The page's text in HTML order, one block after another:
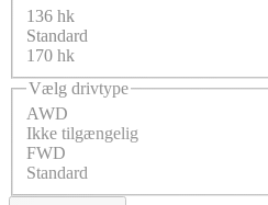
136 hk
Standard
170 hk
Vælg drivtype
AWD
Ikke tilgængelig
FWD
Standard